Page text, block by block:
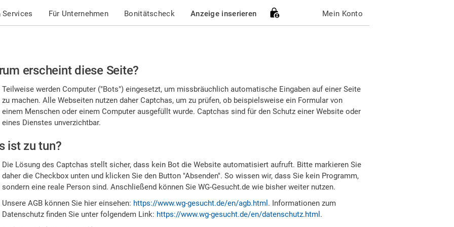
Services Für Unternehmen Bonitätscheck Anzeige inserieren Mein Konto
erscheint diese Seite?
Teilweise werden Computer ("Bots") eingesetzt, um missbräuchlich automatische Eingaben auf einer Seite
zu machen. Alle Webseiten nutzen daher Captchas, um zu prüfen, ob beispielsweise ein Formular von
einem Menschen oder einem Computer ausgefüllt wurde. Captchas sind für den Schutz einer Website oder
eines Dienstes unverzichtbar.
ist zu tun?
Die Lösung des Captchas stellt sicher, dass kein Bot die Website automatisiert aufruft. Bitte markieren Sie
daher die Checkbox unten und klicken Sie den Button "Absenden". So wissen wir, dass Sie kein Programm,
sondern eine reale Person sind. Anschließend können Sie WG-Gesucht.de wie bisher weiter nutzen.
Unsere AGB können Sie hier einsehen: https://www.wg-gesucht.de/en/agb.html . Informationen zum
Datenschutz finden Sie unter folgendem Link: https://www.wg-gesucht.de/en/datenschutz.html .